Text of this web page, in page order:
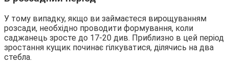
У тому випадку, якщо ви займаєтеся вирощуванням
розсади, необхідно проводити формування, коли
саджанець зросте до 17-20 див. Приблизно в цей період
зростання кущик починає гілкуватися, ділячись на два
стебла.